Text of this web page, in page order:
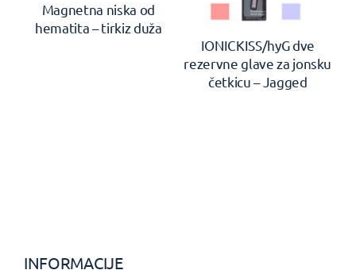
Magnetna niska od
hematita – tirkiz duža
IONICKISS/hyG dve
rezervne glave za jonsku
četkicu – Jagged
INFORMACIJE